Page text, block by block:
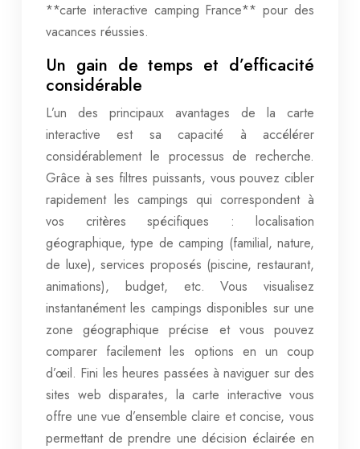
**carte interactive camping France** pour des
vacances réussies.
Un gain de temps et d’efficacité
considérable
L’un des principaux avantages de la carte
interactive est sa capacité à accélérer
considérablement le processus de recherche.
Grâce à ses filtres puissants, vous pouvez cibler
rapidement les campings qui correspondent à
vos critères spécifiques : localisation
géographique, type de camping (familial, nature,
de luxe), services proposés (piscine, restaurant,
animations), budget, etc. Vous visualisez
instantanément les campings disponibles sur une
zone géographique précise et vous pouvez
comparer facilement les options en un coup
d’œil. Fini les heures passées à naviguer sur des
sites web disparates, la carte interactive vous
offre une vue d’ensemble claire et concise, vous
permettant de prendre une décision éclairée en